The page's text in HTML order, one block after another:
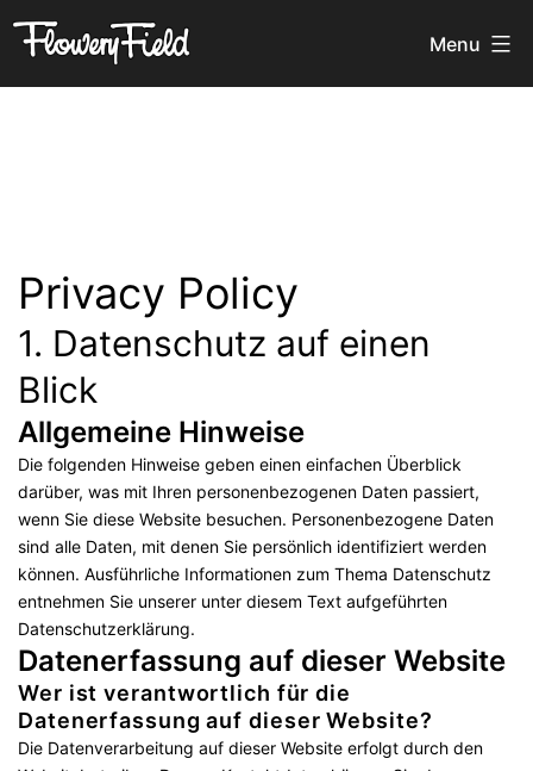
Skip
Flowery
Field
Menu
Privacy Policy
1. Datenschutz auf einen
Blick
Allgemeine Hinweise
Die folgenden Hinweise geben einen einfachen Überblick
darüber, was mit Ihren personenbezogenen Daten passiert,
wenn Sie diese Website besuchen. Personenbezogene Daten
sind alle Daten, mit denen Sie persönlich identifiziert werden
können. Ausführliche Informationen zum Thema Datenschutz
entnehmen Sie unserer unter diesem Text aufgeführten
Datenschutzerklärung.
Datenerfassung auf dieser Website
Wer ist verantwortlich für die
Datenerfassung auf dieser Website?
Die Datenverarbeitung auf dieser Website erfolgt durch den